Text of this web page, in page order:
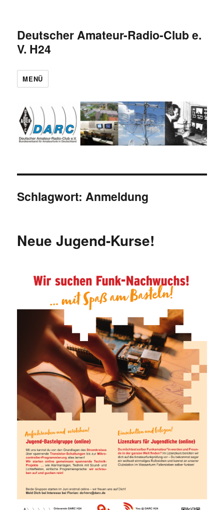
Deutscher Amateur-Radio-Club e.
V. H24
MENÜ
Schlagwort:Anmeldung
Neue Jugend-Kurse!